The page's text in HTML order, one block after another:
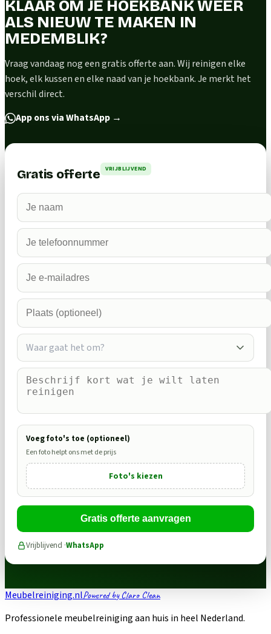
KLAAR OM JE HOEKBANK WEER
ALS NIEUW TE MAKEN IN
MEDEMBLIK?
Vraag vandaag nog een gratis offerte aan. Wij reinigen elke
hoek, elk kussen en elke naad van je hoekbank. Je merkt het
verschil direct.
App ons via WhatsApp →
Gratis offerte VRIJBLIJVEND
Waar gaat het om?
Voeg foto's toe (optioneel)
Een foto helpt ons met de prijs
Foto's kiezen
Gratis offerte aanvragen
Vrijblijvend ·WhatsApp
Meubelreiniging.nlPowered by Claro Clean
Professionele meubelreiniging aan huis in heel Nederland.